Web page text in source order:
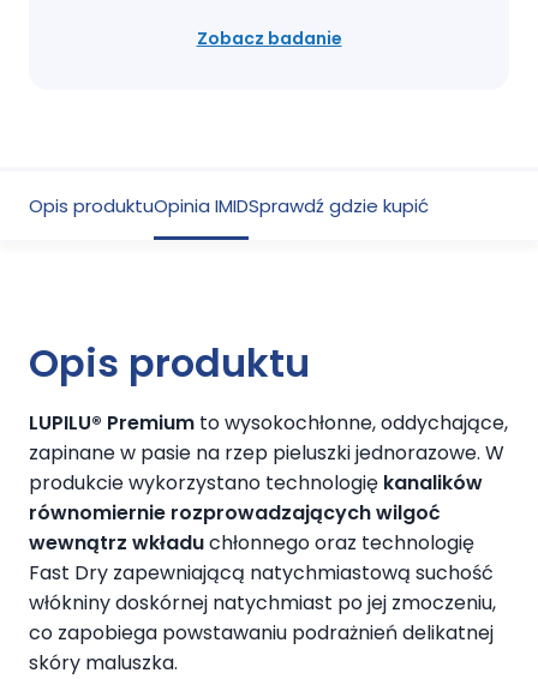
Zobacz badanie
Opis produktuOpinia IMIDSprawdź gdzie kupić
Opis produktu
LUPILU® Premium to wysokochłonne, oddychające,
zapinane w pasie na rzep pieluszki jednorazowe. W
produkcie wykorzystano technologię kanalików
równomiernie rozprowadzających wilgoć
wewnątrz wkładuchłonnego oraz technologię
Fast Dry zapewniającą natychmiastową suchość
włókniny doskórnej natychmiast po jej zmoczeniu,
co zapobiega powstawaniu podrażnień delikatnej
skóry maluszka.